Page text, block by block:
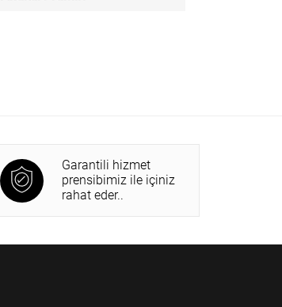
Garantili hizmet
prensibimiz ile içiniz
rahat eder..